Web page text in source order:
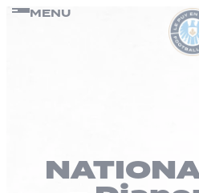
Passer
MENU
Panneau de gestion des